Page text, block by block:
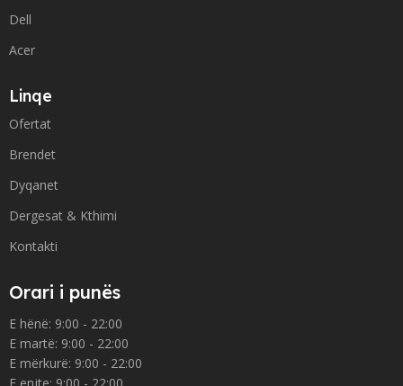
Dell
Acer
Linqe
Ofertat
Brendet
Dyqanet
Dergesat & Kthimi
Kontakti
Orari i punës
E hënë: 9:00 - 22:00
E martë: 9:00 - 22:00
E mërkurë: 9:00 - 22:00
E enjte: 9:00 - 22:00